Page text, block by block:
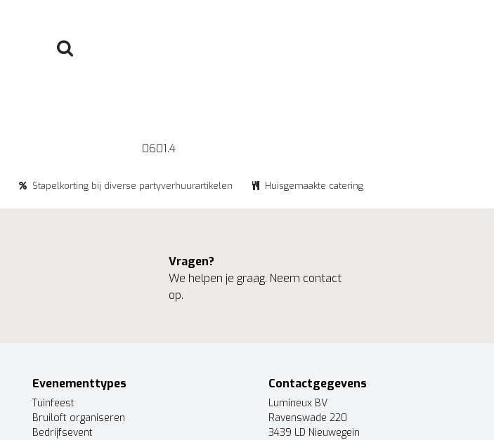
0601.4
Stapelkorting bij diverse partyverhuurartikelen Huisgemaakte catering
Vragen?
We helpen je graag. Neem contact
op.
Evenementtypes
Tuinfeest
Bruiloft organiseren
Bedrijfsevent
Contactgegevens
Lumineux BV
Ravenswade 220
3439 LD Nieuwegein